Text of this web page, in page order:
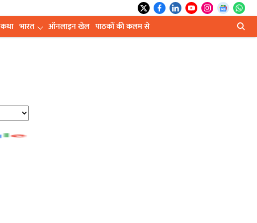
कथा भारत ऑनलाइन खेल पाठकों की कलम से